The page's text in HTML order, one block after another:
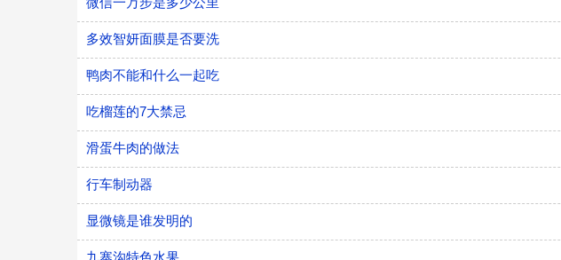
多效智妍面膜是否要洗
鸭肉不能和什么一起吃
吃榴莲的7大禁忌
滑蛋牛肉的做法
行车制动器
显微镜是谁发明的
九寨沟特色水果